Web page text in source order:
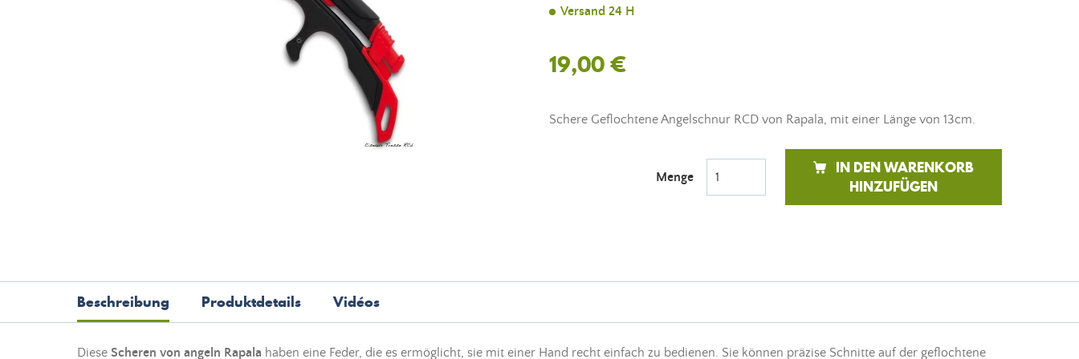
Versand 24 H
19,00 €
Schere Geflochtene Angelschnur RCD von Rapala, mit einer Länge von 13cm.
Menge
IN DEN WARENKORB
HINZUFÜGEN
Beschreibung Produktdetails Vidéos
Diese Scheren von angeln Rapala haben eine Feder, die es ermöglicht, sie mit einer Hand recht einfach zu bedienen. Sie können präzise Schnitte auf der geflochtene